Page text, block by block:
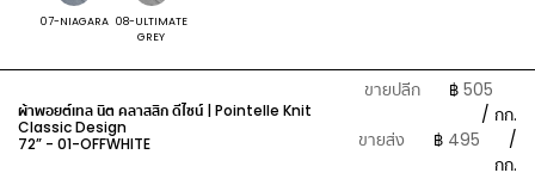
07-NIAGARA 08-ULTIMATE
GREY
ผ้าพอยต์เทล นิต คลาสสิก ดีไซน์ | Pointelle Knit
Classic Design
72” - 01-OFFWHITE
ขายปลีก ฿ 505
/ กก.
ขายส่ง
฿ 495
/
กก.